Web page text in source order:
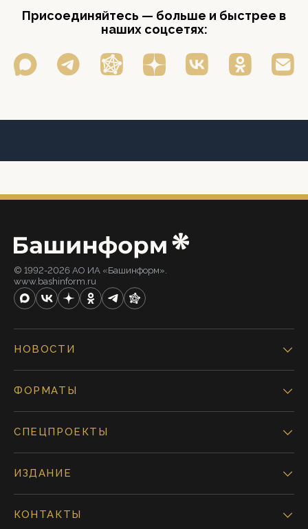
Присоединяйтесь — больше и быстрее в
наших соцсетях:
© 1992-2026 АО ИА «Башинформ».
www.bashinform.ru
НОВОСТИ
ФОРМАТЫ
СПЕЦПРОЕКТЫ
ИЗДАНИЕ
КОНТАКТЫ